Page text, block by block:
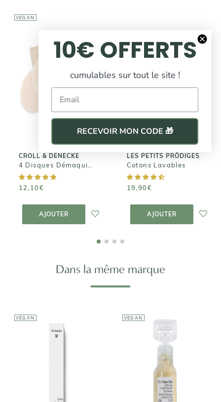
VEGAN
CROLL & DENECKE
12,10€
AJOUTER
DENECKE
4 Disques
Démaquillants
Filet de Lavage
PANIER
LES PETITS PRÖDIGES
Cotons Lavables
19,90€
AJOUTER
LES PETITS
PANIER
Dans la même marque
VEGAN VEGAN
DR. HAUSCHKA
Lotion
Fraîcheur pour
10€ OFFERTS
cumulables sur tout le site !
Email
RECEVOIR MON CODE 🎁